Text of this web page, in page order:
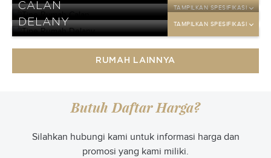
CALAN TAMPILKAN SPESIFIKASI
DELANY TAMPILKAN SPESIFIKASI
RUMAH LAINNYA
Butuh Daftar Harga?
Silahkan hubungi kami untuk informasi harga dan
promosi yang kami miliki.